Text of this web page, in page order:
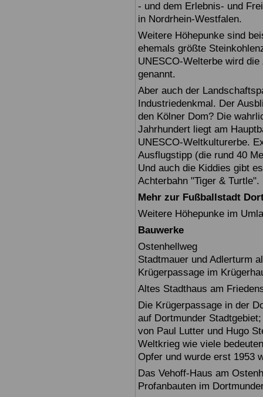
- und dem Erlebnis- und
in Nordrhein-Westfalen.
Weitere Höhepunke sind
ehemals größte
UNESCO-Welterbe wird
genannt.
Aber auch der
Industriedenkmal. Der
den Kölner Dom? Die
Jahrhundert liegt am
UNESCO-Weltkulturerbe.
Ausflugstipp (die rund 40
Und auch die Kiddies gibt
Achterbahn "Tiger & Turtle".
Mehr zur Fußballstadt
Weitere Höhepunke im
Bauwerke
Ostenhellweg
Stadtmauer und Adlerturm
Krügerpassage im
Altes Stadthaus am
Die Krügerpassage in der
auf Dortmunder
von Paul Lutter und Hugo
Weltkrieg wie viele
Opfer und wurde erst 1953
Das Vehoff-Haus am
Profanbauten im